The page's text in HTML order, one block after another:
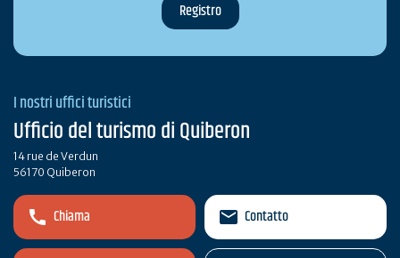
I nostri uffici turistici
Ufficio del turismo di Quiberon
14 rue de Verdun
56170 Quiberon
Chiama Contatto